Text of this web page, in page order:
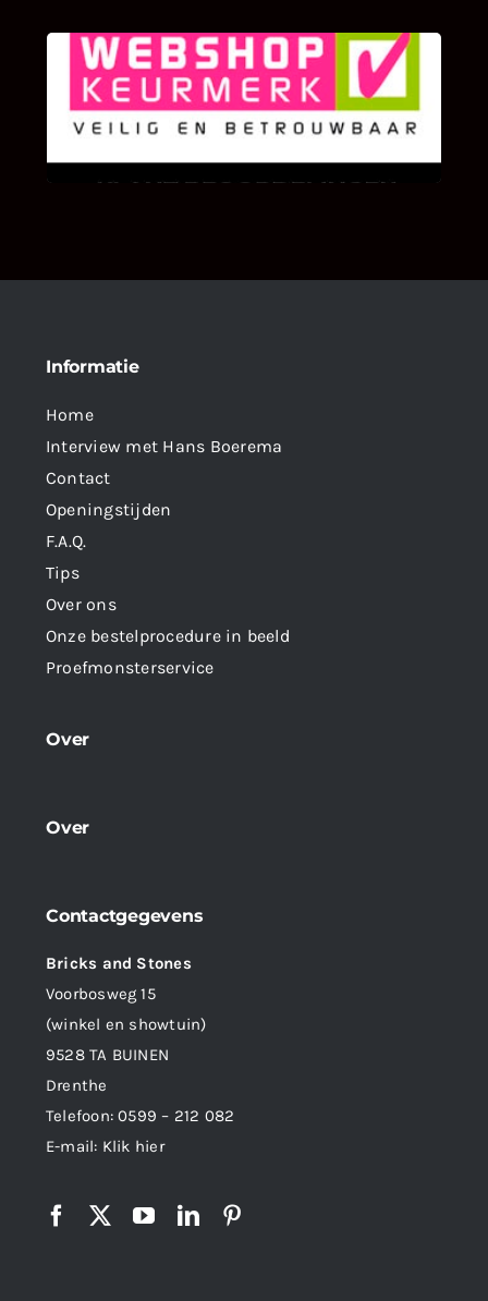
KLANT BEOORDELINGEN
We zijn er zeer op gesteld om te weten wat u
als klant van ons en onze diensten vindt.
Informatie
Home
Interview met Hans Boerema
Contact
Openingstijden
F.A.Q.
Tips
Over ons
Onze bestelprocedure in beeld
Proefmonsterservice
Over
Over
Contactgegevens
Bricks and Stones
Voorbosweg 15
(winkel en showtuin)
9528 TA BUINEN
Drenthe
Telefoon:0599 – 212 082
E-mail: Klik hier